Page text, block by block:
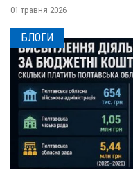
01 травня 2026
БЛОГИ